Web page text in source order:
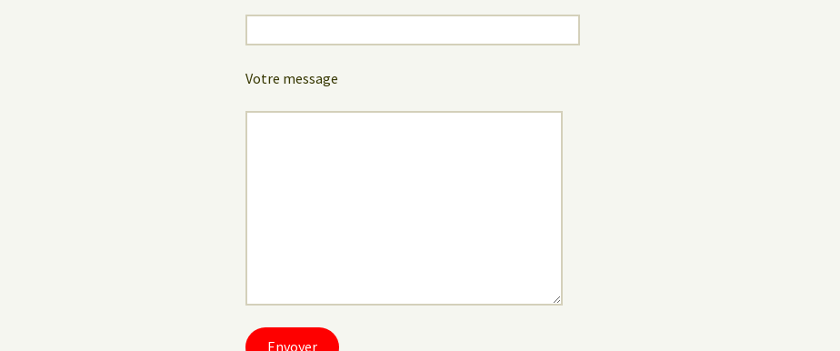
Votre message